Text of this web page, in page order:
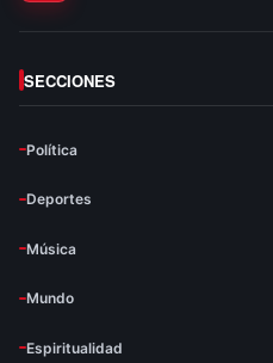
SECCIONES
Política
Deportes
Música
Mundo
Espiritualidad